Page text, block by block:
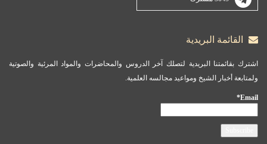
القائمة البريدية
اشترك بقائمتنا البريدية لتصلك آخر الدروس والمحاضرات والمواد المرئية والصوتية
ولمتابعة أخبار الشيخ ومواعيد مجالسه العلمية.
Email*